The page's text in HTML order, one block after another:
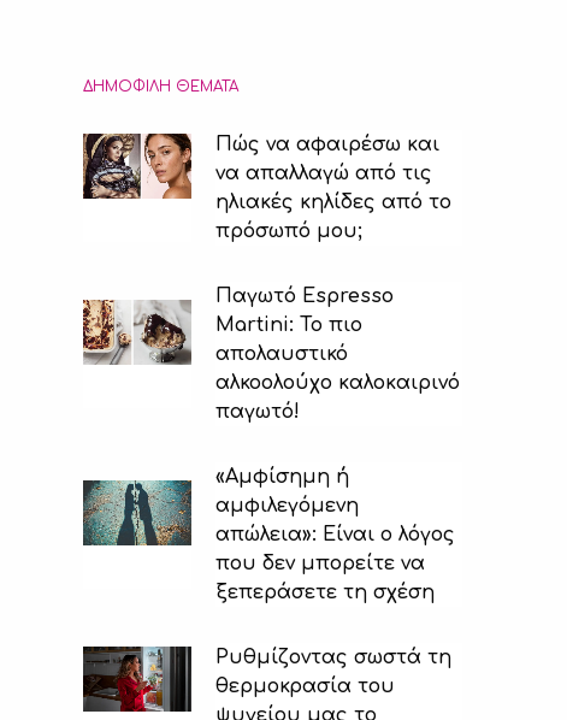
ΔΗΜΟΦΙΛΉ ΘΈΜΑΤΑ
Πώς να αφαιρέσω και
να απαλλαγώ από τις
ηλιακές κηλίδες από το
πρόσωπό μου;
Παγωτό Espresso
Martini: Το πιο
απολαυστικό
αλκοολούχο καλοκαιρινό
παγωτό!
«Αμφίσημη ή
αμφιλεγόμενη
απώλεια»: Είναι ο λόγος
που δεν μπορείτε να
ξεπεράσετε τη σχέση
Ρυθμίζοντας σωστά τη
θερμοκρασία του
ψυγείου μας το